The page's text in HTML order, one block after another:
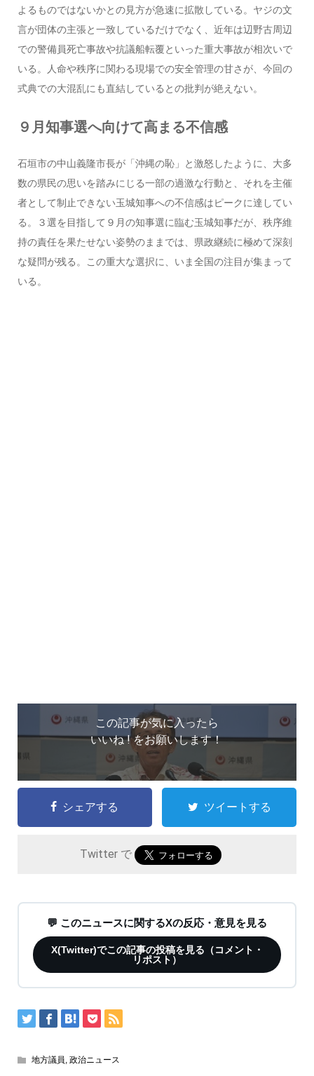
よるものではないかとの見方が急速に拡散している。ヤジの文
言が団体の主張と一致しているだけでなく、近年は辺野古周辺
での警備員死亡事故や抗議船転覆といった重大事故が相次いで
いる。人命や秩序に関わる現場での安全管理の甘さが、今回の
式典での大混乱にも直結しているとの批判が絶えない。
９月知事選へ向けて高まる不信感
石垣市の中山義隆市長が「沖縄の恥」と激怒したように、大多
数の県民の思いを踏みにじる一部の過激な行動と、それを主催
者として制止できない玉城知事への不信感はピークに達してい
る。３選を目指して９月の知事選に臨む玉城知事だが、秩序維
持の責任を果たせない姿勢のままでは、県政継続に極めて深刻
な疑問が残る。この重大な選択に、いま全国の注目が集まって
いる。
この記事が気に入ったら
いいね ! をお願いします！
シェアする ツイートする
Twitter で
💬 このニュースに関するXの反応・意見を見る
X(Twitter)でこの記事の投稿を見る（コメント・
リポスト）
地方議員, 政治ニュース